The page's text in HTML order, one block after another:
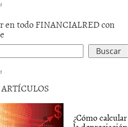
en todo FINANCIALRED con
ARTÍCULOS
¿Cómo calcular